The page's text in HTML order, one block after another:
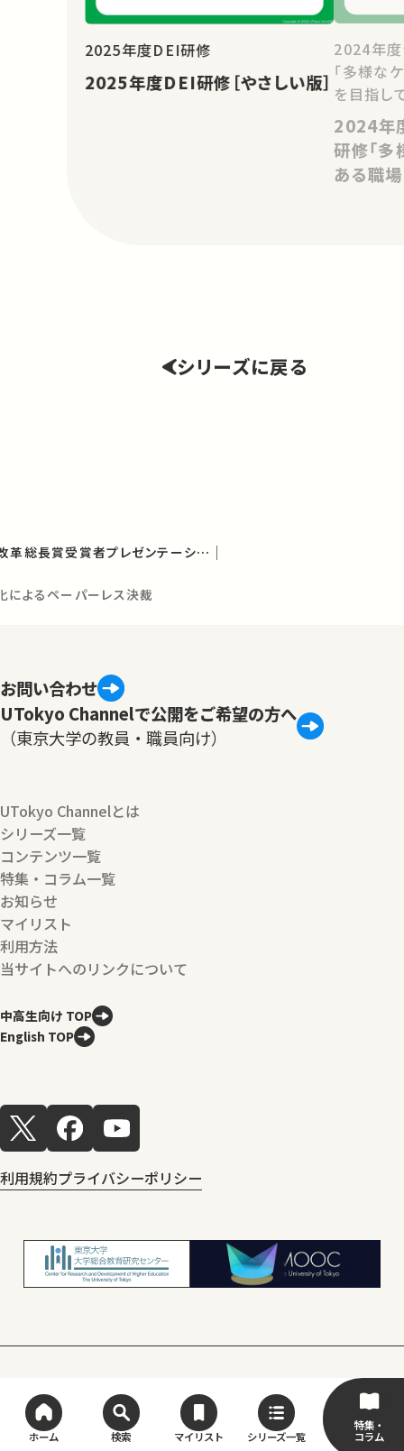
ホーム 検索 マイリスト シリーズ一覧
特集・
コラム
2025年度DEI研修
2025年度DEI研修［やさしい版］
2024年度
「多様な
を目指し
2024年
研修「
ある職場
シリーズに戻る
2019-2020年度業務改革総長賞受賞者プレゼンテーション
によるペーパーレス決裁
お問い合わせ
UTokyo Channelで公開をご希望の方へ
（東京大学の教員・職員向け）
UTokyo Channelとは
シリーズ一覧
コンテンツ一覧
特集・コラム一覧
お知らせ
マイリスト
利用方法
当サイトへのリンクについて
中高生向け TOP
English TOP
利用規約プライバシーポリシー
of Higher Education, The University of Tokyo